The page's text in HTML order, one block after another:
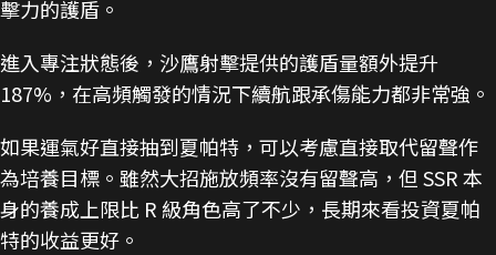
擊力的護盾。
進入專注狀態後，沙鷹射擊提供的護盾量額外提升
187%，在高頻觸發的情況下續航跟承傷能力都非常強。
如果運氣好直接抽到夏帕特，可以考慮直接取代留聲作
為培養目標。雖然大招施放頻率沒有留聲高，但 SSR 本
身的養成上限比 R 級角色高了不少，長期來看投資夏帕
特的收益更好。